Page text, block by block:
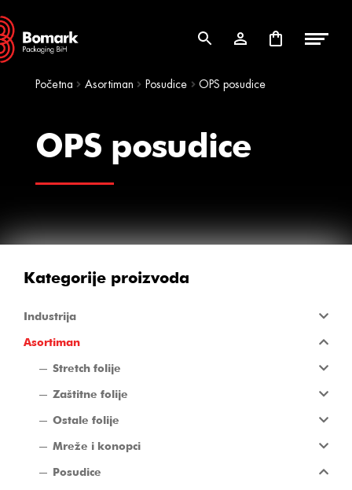
Skip
to
navigation
Skip
to
content
Početna Asortiman Posudice OPS posudice
OPS posudice
Kategorije proizvoda
Industrija
Asortiman
Stretch folije
Zaštitne folije
Ostale folije
Mreže i konopci
Posudice